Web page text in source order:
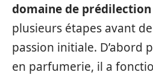
domaine de prédilection
plusieurs étapes avant
passion initiale. D’abord
en parfumerie, il a